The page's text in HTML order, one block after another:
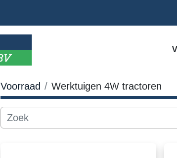
Voorraad Werktuigen 4W tractoren